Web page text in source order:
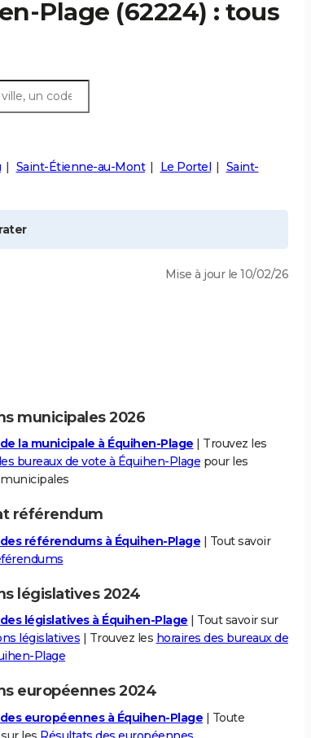
Plage (62224) : tous
Saint-Étienne-au-Mont Le Portel
Saint-
Mise à jour le 10/02/26
municipales 2026
la municipale à Équihen-Plage | Trouvez les
bureaux de vote à Équihen-Plage pour les
référendum
référendums à Équihen-Plage | Tout savoir
législatives 2024
législatives à Équihen-Plage | Tout savoir sur
législatives | Trouvez les horaires des bureaux de
Plage
européennes 2024
européennes à Équihen-Plage | Toute